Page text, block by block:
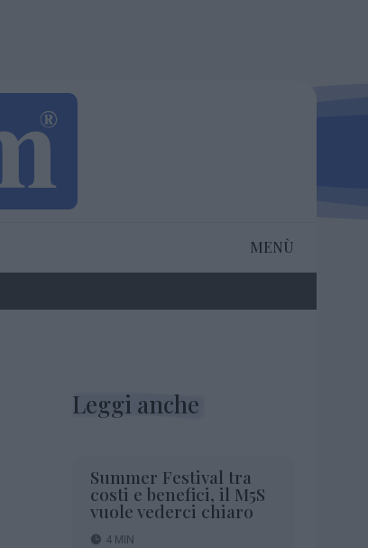
MENÙ
Leggi anche
Summer Festival tra
costi e benefici, il M5S
vuole vederci chiaro
4 MIN